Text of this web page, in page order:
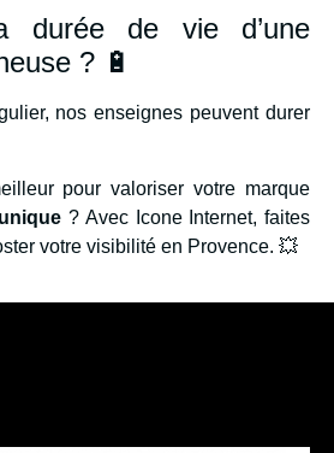
durée de vie d’une
? 🔋
nos enseignes peuvent durer
pour valoriser votre marque
? Avec Icone Internet, faites
votre visibilité en Provence. 💥